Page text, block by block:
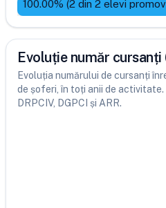
100.00% (2 din 2 elevi
Evoluție număr cursanți
Evoluția numărului de cursanți
de șoferi, în toți anii de
DRPCIV, DGPCI și ARR.